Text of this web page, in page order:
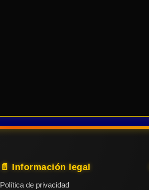
📄 Información legal
Política de privacidad